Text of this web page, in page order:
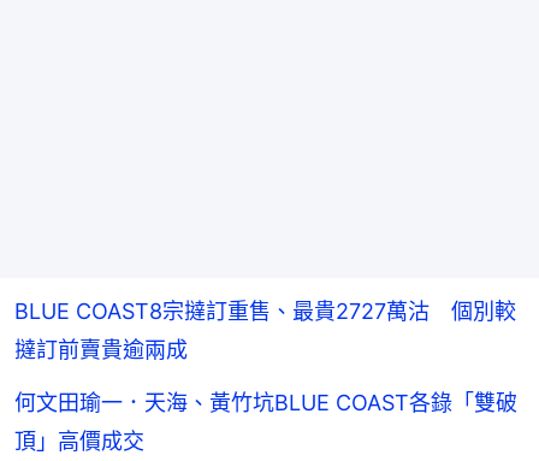
BLUE COAST8宗撻訂重售、最貴2727萬沽 個別較
撻訂前賣貴逾兩成
何文田瑜一．天海、黃竹坑BLUE COAST各錄「雙破
頂」高價成交